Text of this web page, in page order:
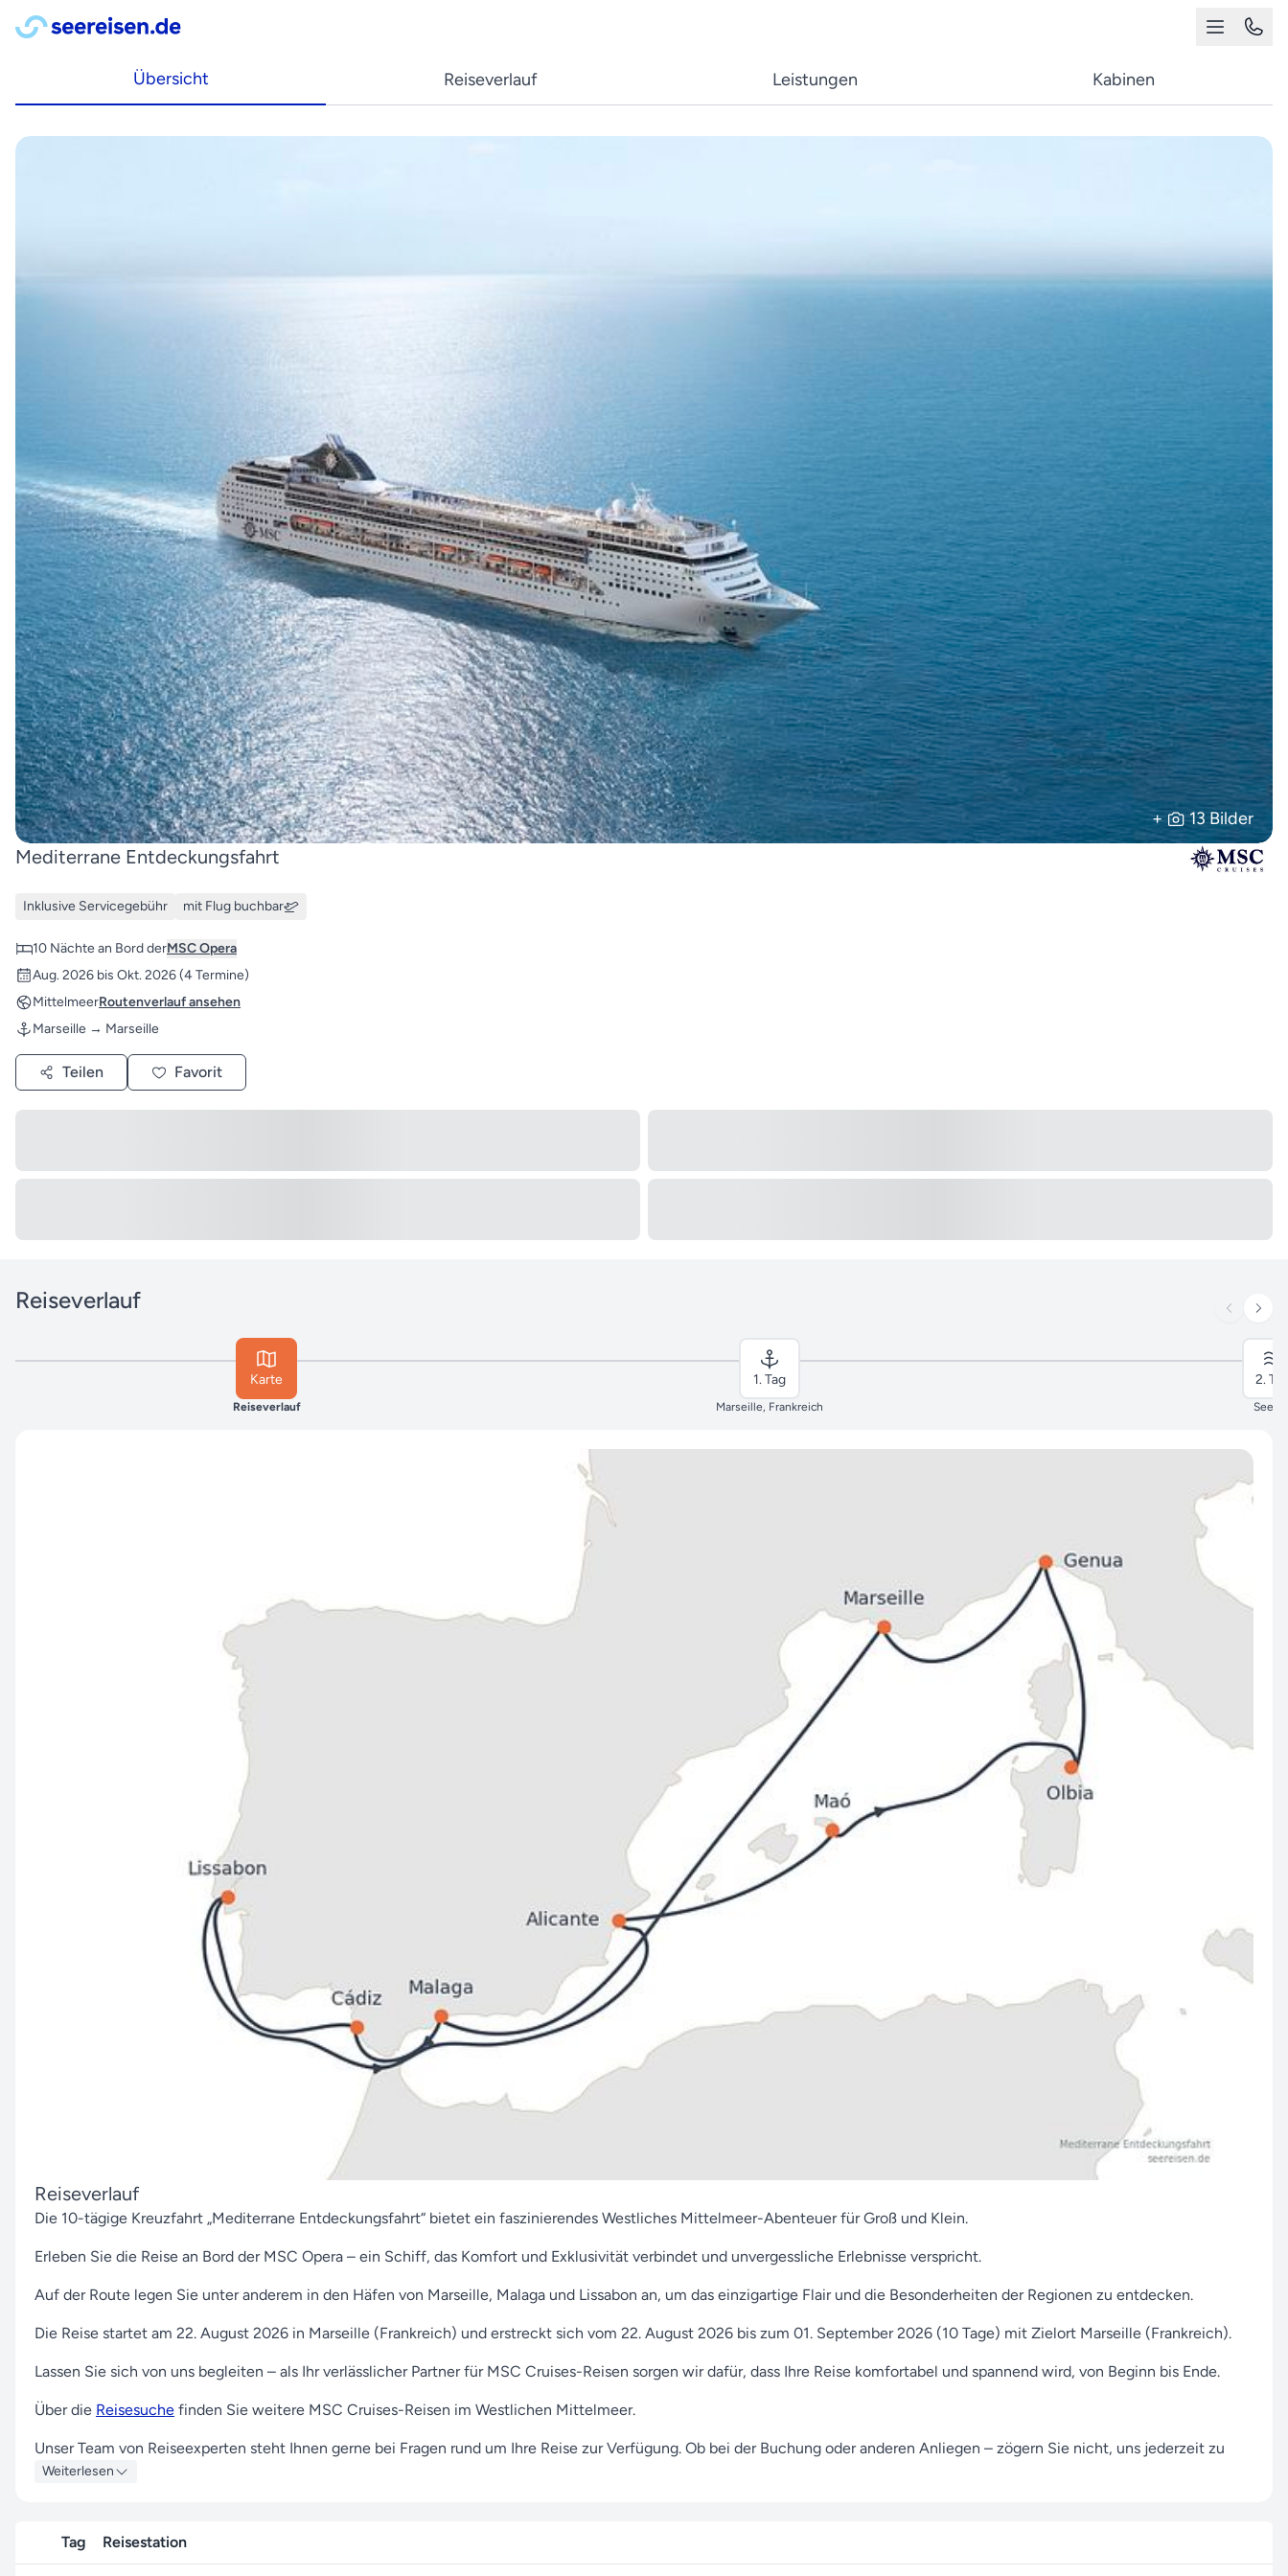
Übersicht Reiseverlauf Leistungen Kabinen
+ 13 Bilder
Mediterrane Entdeckungsfahrt
Inklusive Servicegebühr mit Flug buchbar
10 Nächte an Bord derMSC Opera
Aug. 2026 bis Okt. 2026(4 Termine)
MittelmeerRoutenverlauf ansehen
Marseille → Marseille
Teilen Favorit
Reiseverlauf
Karte
Reiseverlauf
1. Tag
Marseille, Frankreich
2.
Reiseverlauf
Die 10-tägige Kreuzfahrt „Mediterrane Entdeckungsfahrt“ bietet ein faszinierendes Westliches Mittelmeer-Abenteuer für Groß und Klein.
Erleben Sie die Reise an Bord der MSC Opera – ein Schiff, das Komfort und Exklusivität verbindet und unvergessliche Erlebnisse verspricht.
Auf der Route legen Sie unter anderem in den Häfen von Marseille, Malaga und Lissabon an, um das einzigartige Flair und die Besonderheiten der Regionen zu entdecken.
Die Reise startet am 22. August 2026 in Marseille (Frankreich) und erstreckt sich vom 22. August 2026 bis zum 01. September 2026 (10 Tage) mit Zielort Marseille (Frankreich).
Lassen Sie sich von uns begleiten – als Ihr verlässlicher Partner für MSC Cruises-Reisen sorgen wir dafür, dass Ihre Reise komfortabel und spannend wird, von Beginn bis Ende.
Über die Reisesuche finden Sie weitere MSC Cruises-Reisen im Westlichen Mittelmeer.
Unser Team von Reiseexperten steht Ihnen gerne bei Fragen rund um Ihre Reise zur Verfügung. Ob bei der Buchung oder anderen Anliegen – zögern Sie nicht, uns jederzeit zu
kontaktieren.
Weiterlesen
Tag Reisestation